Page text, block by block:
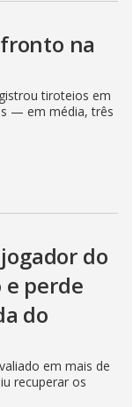
na
tiroteios em
— em média, três
do
e perde
do
em mais de
recuperar os